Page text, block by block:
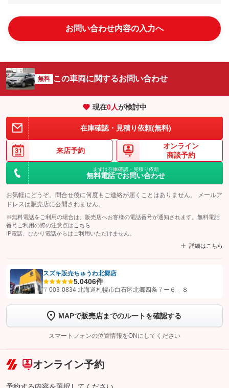
お問い合わせ内容の入力へ
無料 この車両に関するお問い合わせ
現在0人が検討中
在庫確認・見積り依頼(無料)
来店予約
オンライン
商談予約
まずは在庫確認・見積り依頼
無料電話でお問い合わせ
お気軽にどうぞ。問合せ後に何度もご連絡が届くことはありません。 メールア
ドレスは販売店に公開されません。
※無料電話をご利用の場合は、販売店へお客様の電話番号が通知されます。無料電話
番号ご利用の際の注意点は こちら
IP電話、ひかり電話からはご利用いただけません。
詳細はこちら
【STEP1】認証画面でグーネットを友だち追加してから「許可する」ボタンを押
トーク画面で
ボタンをタップして問い合わせを
完了してください。
こちら
スズキ販売ちゅうわ北郷店
5.0406件
〒003-0834 北海道札幌市白石区北郷四条７ー６－８
MAPで販売店までのルートを確認する
スマートフォンの位置情報をONにしてください
オンライン予約